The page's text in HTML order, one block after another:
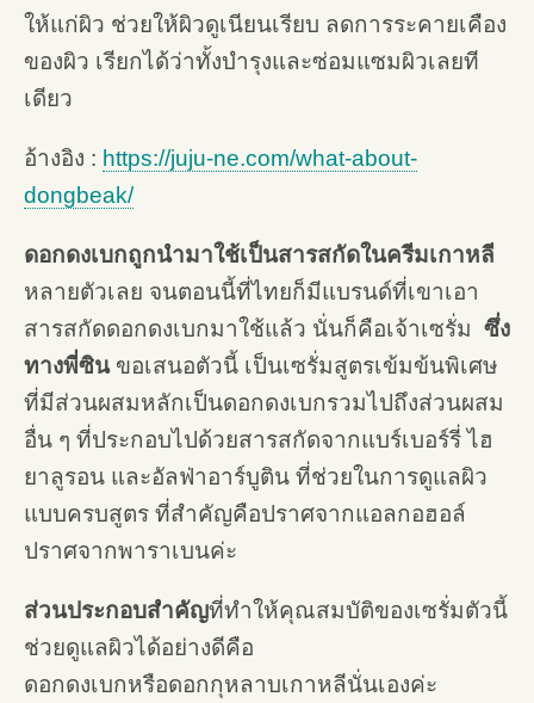
ให้แก่ผิว ช่วยให้ผิวดูเนียนเรียบ ลดการระคายเคือง
ของผิว เรียกได้ว่าทั้งบำรุงและซ่อมแซมผิวเลยที
เดียว
อ้างอิง : https://juju-ne.com/what-about-
dongbeak/
ดอกดงเบกถูกนำมาใช้เป็นสารสกัดในครีมเกาหลี
หลายตัวเลย จนตอนนี้ที่ไทยก็มีแบรนด์ที่เขาเอา
สารสกัดดอกดงเบกมาใช้แล้ว นั่นก็คือเจ้าเซรั่ม ซึ่ง
ทางพี่ซินขอเสนอตัวนี้ เป็นเซรั่มสูตรเข้มข้นพิเศษ
ที่มีส่วนผสมหลักเป็นดอกดงเบกรวมไปถึงส่วนผสม
อื่น ๆ ที่ประกอบไปด้วยสารสกัดจากแบร์เบอร์รี่ ไฮ
ยาลูรอน และอัลฟ่าอาร์บูติน ที่ช่วยในการดูแลผิว
แบบครบสูตร ที่สำคัญคือปราศจากแอลกอฮอล์
ปราศจากพาราเบนค่ะ
ส่วนประกอบสำคัญที่ทำให้คุณสมบัติของเซรั่มตัวนี้
ช่วยดูแลผิวได้อย่างดีคือ
ดอกดงเบกหรือดอกกุหลาบเกาหลีนั่นเองค่ะ